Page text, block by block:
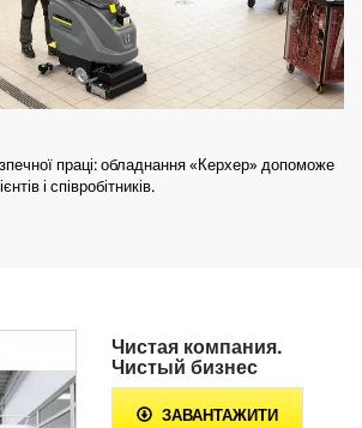
праці: обладнання «Керхер» допоможе
і співробітників.
Чистая компания.
Чистый бизнес
ЗАВАНТАЖИТИ